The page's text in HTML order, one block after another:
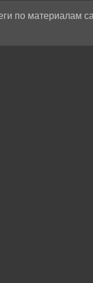
по материалам